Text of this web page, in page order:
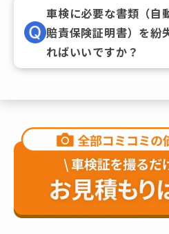
車検に必要な書類（自
賠責保険証明書）を紛
ればいいですか？